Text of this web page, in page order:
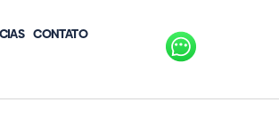
CONTATO